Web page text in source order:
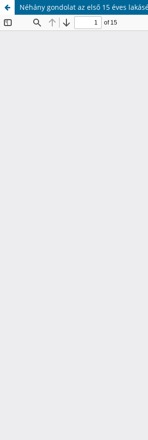
Néhány gondolat az első 15 éves